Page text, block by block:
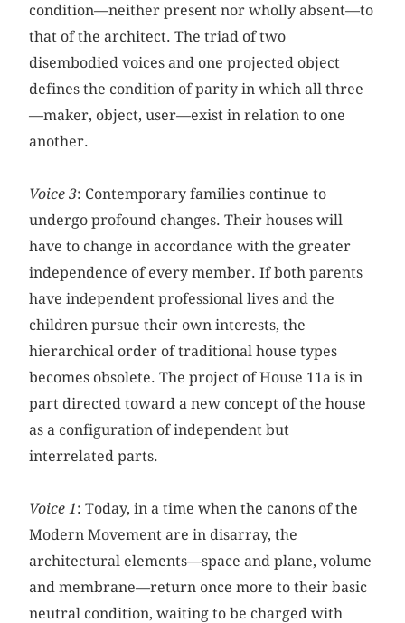
condition—neither present nor wholly absent—to
that of the architect. The triad of two
disembodied voices and one projected object
defines the condition of parity in which all three
—maker, object, user—exist in relation to one
another.
Voice 3: Contemporary families continue to
undergo profound changes. Their houses will
have to change in accordance with the greater
independence of every member. If both parents
have independent professional lives and the
children pursue their own interests, the
hierarchical order of traditional house types
becomes obsolete. The project of House 11a is in
part directed toward a new concept of the house
as a configuration of independent but
interrelated parts.
Voice 1: Today, in a time when the canons of the
Modern Movement are in disarray, the
architectural elements—space and plane, volume
and membrane—return once more to their basic
neutral condition, waiting to be charged with